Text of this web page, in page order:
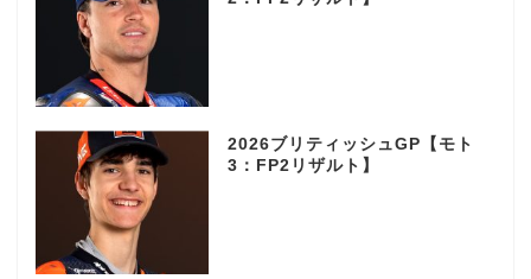
2026ブリティッシュGP【モト
3：FP2リザルト】